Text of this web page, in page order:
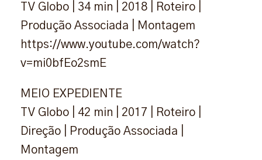
TV Globo | 34 min | 2018 | Roteiro |
Produção Associada | Montagem
https://www.youtube.com/watch?
v=mi0bfEo2smE
MEIO EXPEDIENTE
TV Globo | 42 min | 2017 | Roteiro |
Direção | Produção Associada |
Montagem